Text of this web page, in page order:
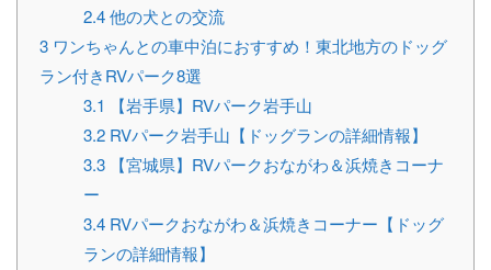
2.4他の犬との交流
3 ワンちゃんとの車中泊におすすめ！東北地方のドッグ
ラン付きRVパーク8選
3.1 【岩手県】RVパーク岩手山
3.2 RVパーク岩手山【ドッグランの詳細情報】
3.3 【宮城県】RVパークおながわ＆浜焼きコーナ
ー
3.4 RVパークおながわ＆浜焼きコーナー【ドッグ
ランの詳細情報】